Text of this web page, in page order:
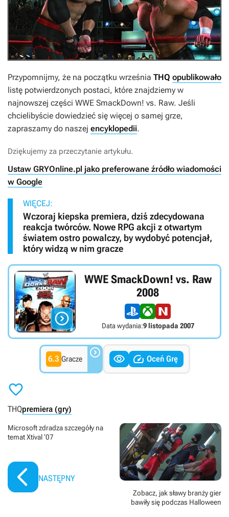
Przypomnijmy, że na początku września THQ opublikowało
listę potwierdzonych postaci, które znajdziemy w
najnowszej części WWE SmackDown! vs. Raw. Jeśli
chcielibyście dowiedzieć się więcej o samej grze,
zapraszamy do naszej encyklopedii.
Dziękujemy za przeczytanie artykułu.
Ustaw GRYOnline.pl jako preferowane źródło wiadomości
w Google
WIĘCEJ:
Wczoraj kiepska premiera, dziś zdecydowana
reakcja twórców. Nowe RPG akcji z otwartym
światem ostro powalczy, by wydobyć potencjał,
który widzą w nim gracze

WWE SmackDown! vs. Raw
2008
Data wydania:9 listopada 2007
6.3 Gracze    Oceń Grę

THQpremiera (gry)
Microsoft zdradza szczegóły na
temat Xtival ‘07
NASTĘPNY
Zobacz, jak sławy branży gier
bawiły się podczas Halloween